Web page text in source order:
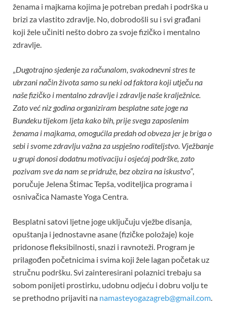
ženama i majkama kojima je potreban predah i podrška u
brizi za vlastito zdravlje. No, dobrodošli su i svi građani
koji žele učiniti nešto dobro za svoje fizičko i mentalno
zdravlje.
Dugotrajno sjedenje za računalom, svakodnevni stres te
ubrzani način života samo su neki od faktora koji utječu na
naše fizičko i mentalno zdravlje i zdravlje naše kralježnice.
Zato već niz godina organiziram besplatne sate joge na
Bundeku tijekom ljeta kako bih, prije svega zaposlenim
ženama i majkama, omogućila predah od obveza jer je briga o
sebi i svome zdravlju važna za uspješno roditeljstvo. Vježbanje
u grupi donosi dodatnu motivaciju i osjećaj podrške, zato
pozivam sve da nam se pridruže, bez obzira na iskustvo“,
poručuje Jelena Štimac Tepša, voditeljica programa i
osnivačica Namaste Yoga Centra.
Besplatni satovi ljetne joge uključuju vježbe disanja,
opuštanja i jednostavne asane (fizičke položaje) koje
pridonose fleksibilnosti, snazi i ravnoteži. Program je
prilagođen početnicima i svima koji žele lagan početak uz
stručnu podršku. Svi zainteresirani polaznici trebaju sa
sobom ponijeti prostirku, udobnu odjeću i dobru volju te
se prethodno prijaviti na namasteyogazagreb@gmail.com